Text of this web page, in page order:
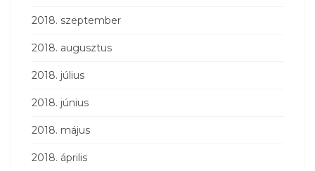
2018. szeptember
2018. augusztus
2018. július
2018. június
2018. május
2018. április